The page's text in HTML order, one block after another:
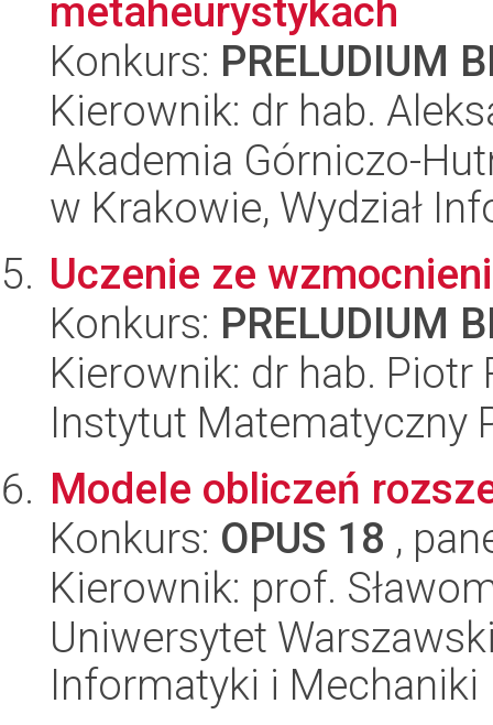
metaheurystykach
Konkurs: PRELUDIUM
Kierownik: dr hab.
Akademia Górniczo-
w Krakowie, Wydział
Uczenie ze
Konkurs: PRELUDIUM
Kierownik: dr hab. Piotr
Instytut Matematyczny
Modele obliczeń
Konkurs: OPUS 18 ,
Kierownik: prof.
Uniwersytet
Informatyki i Mechaniki